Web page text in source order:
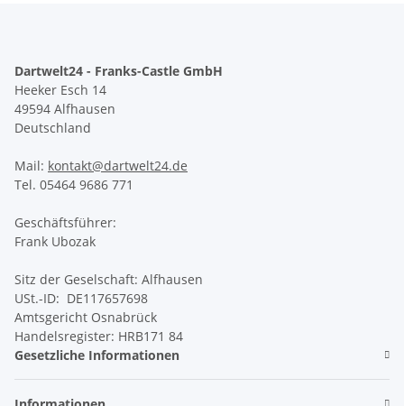
Dartwelt24 - Franks-Castle GmbH
Heeker Esch 14
49594 Alfhausen
Deutschland
Mail: kontakt@dartwelt24.de
Tel. 05464 9686 771
Geschäftsführer:
Frank Ubozak
Sitz der Geselschaft: Alfhausen
USt.-ID: DE117657698
Amtsgericht Osnabrück
Handelsregister: HRB171 84
Gesetzliche Informationen